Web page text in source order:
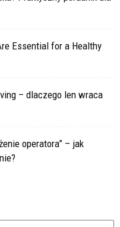
Essential for a Healthy
– dlaczego len wraca
operatora” – jak